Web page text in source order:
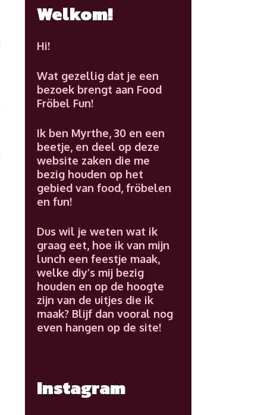
Welkom!
Hi!
Wat gezellig dat je een
bezoek brengt aan Food
Fröbel Fun!
Ik ben Myrthe, 30 en een
beetje, en deel op deze
website zaken die me
bezig houden op het
gebied van food, fröbelen
en fun!
Dus wil je weten wat ik
graag eet, hoe ik van mijn
lunch een feestje maak,
welke diy’s mij bezig
houden en op de hoogte
zijn van de uitjes die ik
maak? Blijf dan vooral nog
even hangen op de site!
Instagram